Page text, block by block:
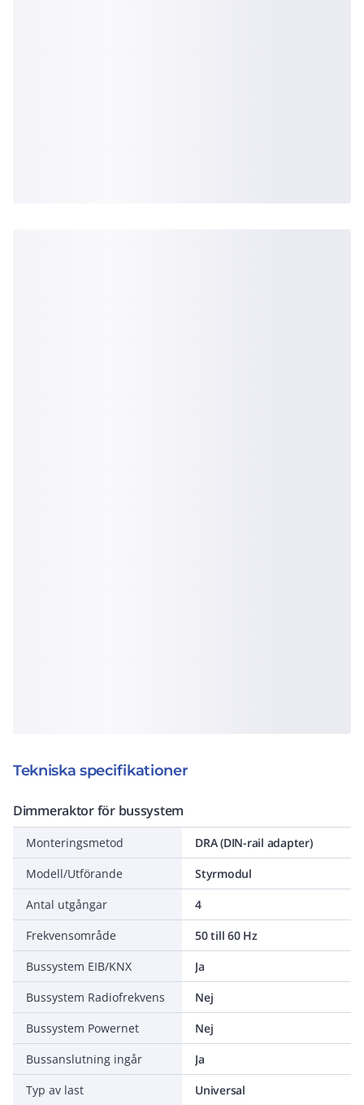
Tekniska specifikationer
Dimmeraktor för bussystem
Monteringsmetod
DRA (DIN-rail adapter)
Modell/Utförande
Styrmodul
Antal utgångar
4
Frekvensområde
50 till 60 Hz
Bussystem EIB/KNX
Ja
Bussystem Radiofrekvens
Nej
Bussystem Powernet
Nej
Bussanslutning ingår
Ja
Typ av last
Universal